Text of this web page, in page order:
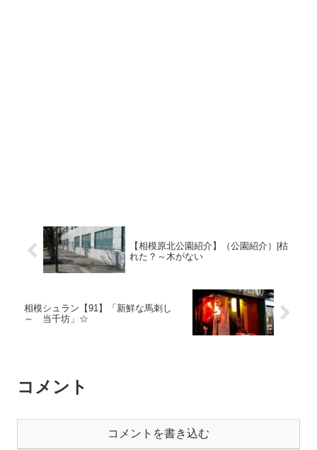
【相模原北公園紹介】（公園紹介）|枯
れた？～木がない
相模シュラン【91】「新鮮な馬刺し
～ 当千坊」☆
コメント
コメントを書き込む